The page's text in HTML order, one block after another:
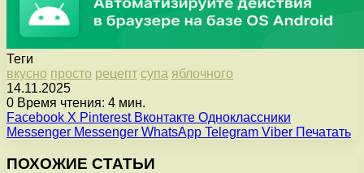
Теги
вкусно просто рецепт супа яблочного
14.11.2025
0 Время чтения: 4 мин.
Facebook X Pinterest Вконтакте Одноклассники
Messenger Messenger WhatsApp Telegram Viber Печатать
ПОХОЖИЕ СТАТЬИ